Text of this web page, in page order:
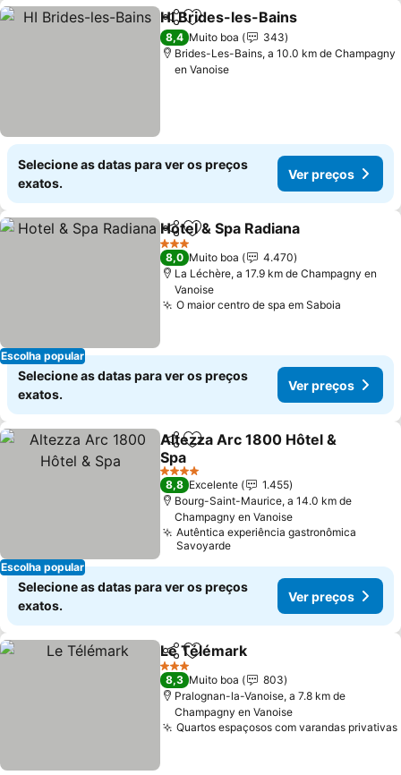
PartilharAdicionar aos favoritos
HI Brides-les-Bains
8,4 Muito boa
343
Brides-Les-Bains, a 10.0 km de Champagny
en Vanoise
Selecione as datas para ver os preços
exatos.
Ver preços
Escolha popular
PartilharAdicionar aos favoritos
Hotel & Spa Radiana
3 Estrelas
8,0 Muito boa
4.470
La Léchère, a 17.9 km de Champagny en
Vanoise
O maior centro de spa em Saboia
Selecione as datas para ver os preços
exatos.
Ver preços
Escolha popular
PartilharAdicionar aos favoritos
Altezza Arc 1800 Hôtel &
Spa
Ver preços
4 Estrelas
8,8 Excelente
1.455
Bourg-Saint-Maurice, a 14.0 km de
Champagny en Vanoise
Autêntica experiência gastronômica
Savoyarde
Selecione as datas para ver os preços
exatos.
Ver preços
PartilharAdicionar aos favoritos
Le Télémark
3 Estrelas
8,3 Muito boa
803
Pralognan-la-Vanoise, a 7.8 km de
Champagny en Vanoise
Quartos espaçosos com varandas privativas